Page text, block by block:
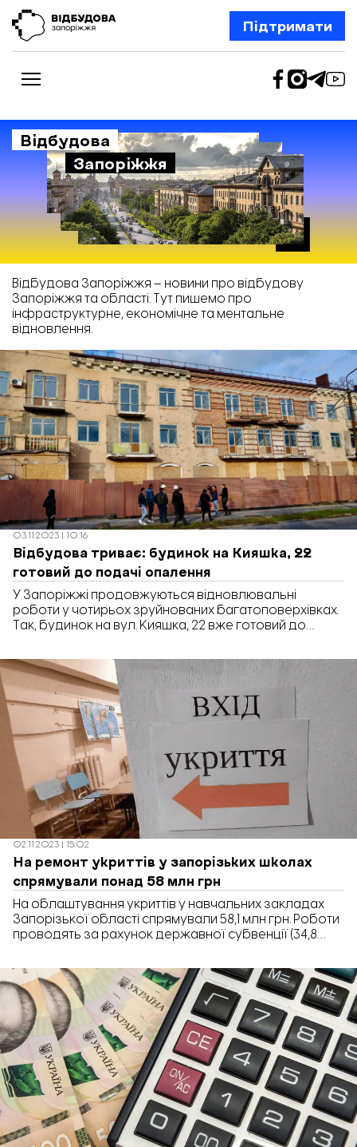
Підтримати
Новини
Відбудова Запоріжжя
Ексклюзив
Бізнес
Шлях додому
Відбудова. Життя
Про нас
Редакційна політика
Відбудова
Запоріжжя
Відбудова Запоріжжя – новини про відбудову
Запоріжжя та області. Тут пишемо про
інфраструктурне, економічне та ментальне
відновлення.
03.11.2023 | 10:16
Відбудова триває: будинок на Кияшка, 22
готовий до подачі опалення
У Запоріжжі продовжуються відновлювальні
роботи у чотирьох зруйнованих багатоповерхівках.
Так, будинок на вул. Кияшка, 22 вже готовий до
індивідуальний тепловий пункт і батареї. Про
це повідомили під час чергової виїзної наради
представники міської влади та підрядної організації.
“У квартирах триває штукатурення, завершено
стяжку підлоги, встановлено вікна зі сторони вулиці.
У квартирах 1-го під’їзду змонтовано […]
02.11.2023 | 15:02
На ремонт укриттів у запорізьких школах
спрямували понад 58 млн грн
На облаштування укриттів у навчальних закладах
Запорізької області спрямували 58,1 млн грн. Роботи
проводять за рахунок державної субвенції (34,8
можливості введення змішаного формату навчання.
Відповідно до рішення Ради оборони Запорізької
області 36 закладам освіти погоджено проведення
навчального процесу у змішаному форматі. За
попередньою інформацією, ці освітні заклади […]